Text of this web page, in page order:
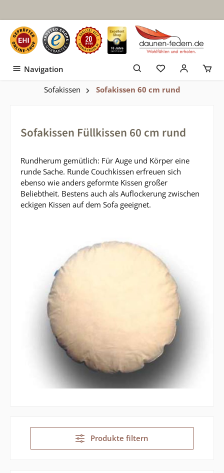
Navigation
Sofakissen Sofakissen 60 cm rund
Sofakissen Füllkissen 60 cm rund
Rundherum gemütlich: Für Auge und Körper eine
runde Sache. Runde Couchkissen erfreuen sich
ebenso wie anders geformte Kissen großer
Beliebtheit. Bestens auch als Auflockerung zwischen
eckigen Kissen auf dem Sofa geeignet.
Produkte filtern